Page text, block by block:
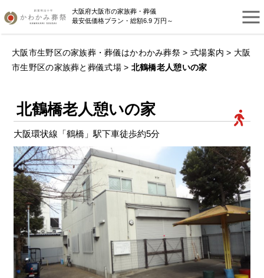
大阪府大阪市の家族葬・葬儀
最安低価格プラン・総額6.9 万円～
大阪市生野区の家族葬・葬儀はかわかみ葬祭 > 式場案内 > 大阪
市生野区の家族葬と葬儀式場> 北鶴橋老人憩いの家
北鶴橋老人憩いの家
大阪環状線「鶴橋」駅下車徒歩約5分